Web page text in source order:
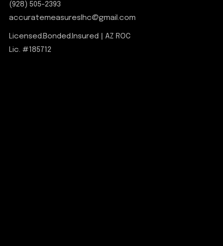
(928) 505-2393
accuratemeasureslhc@gmail.com
Licensed.Bonded.Insured | AZ ROC
Lic. #185712